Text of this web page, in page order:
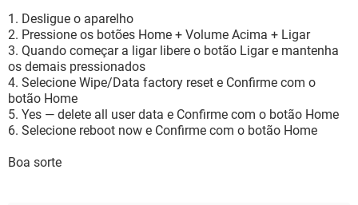
1. Desligue o aparelho
2. Pressione os botões Home + Volume Acima + Ligar
3. Quando começar a ligar libere o botão Ligar e mantenha
os demais pressionados
4. Selecione Wipe/Data factory reset e Confirme com o
botão Home
5. Yes — delete all user data e Confirme com o botão Home
6. Selecione reboot now e Confirme com o botão Home
Boa sorte